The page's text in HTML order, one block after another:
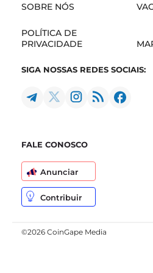
SOBRE NÓS
POLÍTICA DE
PRIVACIDADE
SIGA NOSSAS REDES SOCIAIS:
FALE CONOSCO
Anunciar
Contribuir
©2026 CoinGape Media